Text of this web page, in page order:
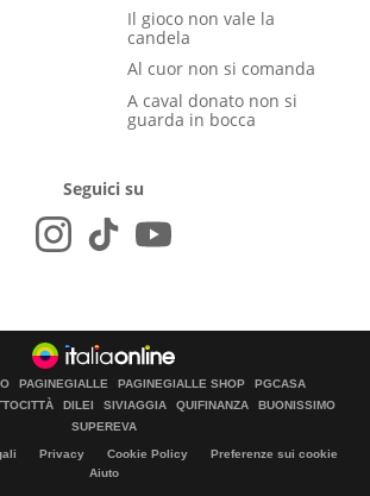
Il gioco non vale la
candela
Al cuor non si comanda
A caval donato non si
guarda in bocca
Seguici su
PAGINEGIALLE PAGINEGIALLE SHOP
PGCASA
DILEI SIVIAGGIA QUIFINANZA
BUONISSIMO
SUPEREVA
Privacy Cookie Policy
Preferenze sui cookie
Aiuto